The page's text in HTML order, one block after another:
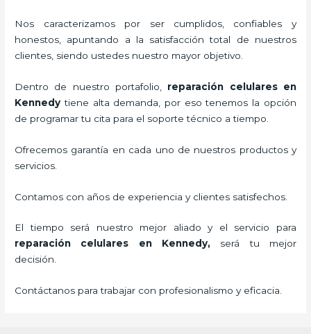
Nos caracterizamos por ser cumplidos, confiables y
honestos, apuntando a la satisfacción total de nuestros
clientes, siendo ustedes nuestro mayor objetivo.
Dentro de nuestro portafolio, reparación celulares en
Kennedy tiene alta demanda, por eso tenemos la opción
de programar tu cita para el soporte técnico a tiempo.
Ofrecemos garantía en cada uno de nuestros productos y
servicios.
Contamos con años de experiencia y clientes satisfechos.
El tiempo será nuestro mejor aliado y el servicio para
reparación celulares
en Kennedy, será tu mejor
decisión.
Contáctanos para trabajar con profesionalismo y eficacia.